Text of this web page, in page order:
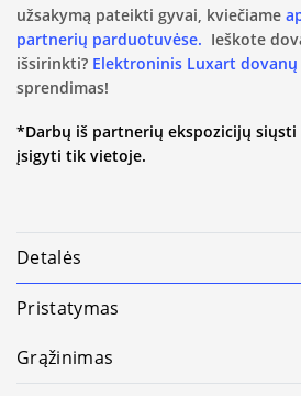
užsakymą pateikti gyvai, kviečiame
partnerių parduotuvėse. Ieškote
išsirinkti? Elektroninis Luxart
sprendimas!
*Darbų iš partnerių ekspozicijų siųsti
įsigyti tik vietoje.
Detalės
Pristatymas
Grąžinimas